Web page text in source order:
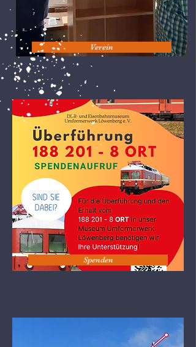
Verein
Spenden